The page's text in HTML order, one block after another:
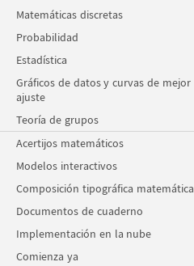
Matemáticas discretas
Probabilidad
Estadística
Gráficos de datos y curvas de mejor
ajuste
Teoría de grupos
Acertijos matemáticos
Modelos interactivos
Composición tipográfica matemática
Documentos de cuaderno
Implementación en la nube
Comienza ya